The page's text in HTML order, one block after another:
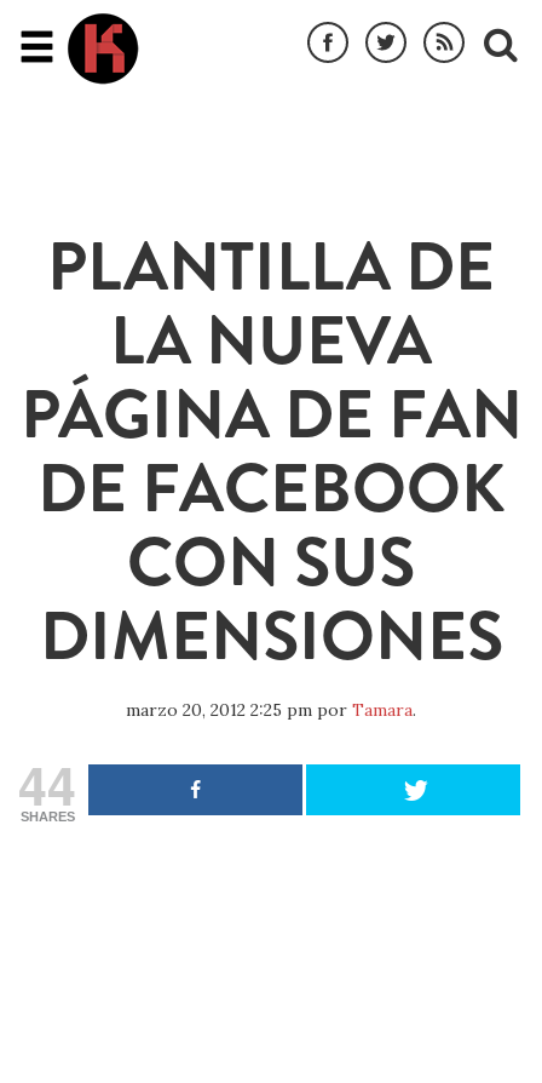
PLANTILLA DE
LA NUEVA
PÁGINA DE FAN
DE FACEBOOK
CON SUS
DIMENSIONES
marzo 20, 2012 2:25 pm por Tamara.
44
SHARES